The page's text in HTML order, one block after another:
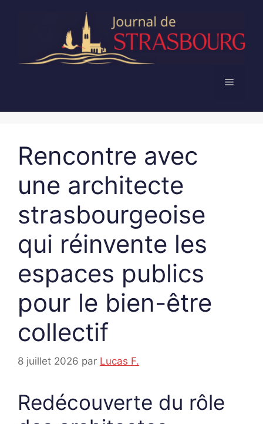
Menu
Rencontre avec
une architecte
strasbourgeoise
qui réinvente les
espaces publics
pour le bien-être
collectif
8 juillet 2026 par Lucas F.
Redécouverte du rôle